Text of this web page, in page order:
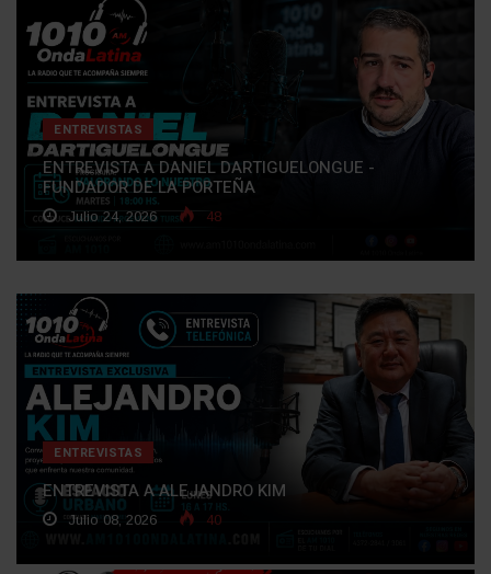
ENTREVISTAS
ENTREVISTA A DANIEL DARTIGUELONGUE -
FUNDADOR DE LA PORTEÑA
Julio 24, 2026 48
ENTREVISTAS
ENTREVISTA A ALEJANDRO KIM
Julio 08, 2026 40